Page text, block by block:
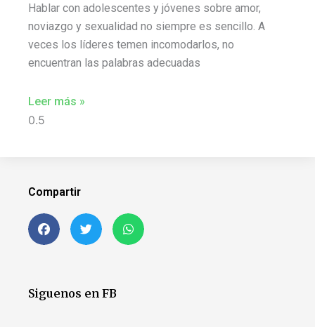
Hablar con adolescentes y jóvenes sobre amor,
noviazgo y sexualidad no siempre es sencillo. A
veces los líderes temen incomodarlos, no
encuentran las palabras adecuadas
Leer más »
Compartir
Siguenos en FB